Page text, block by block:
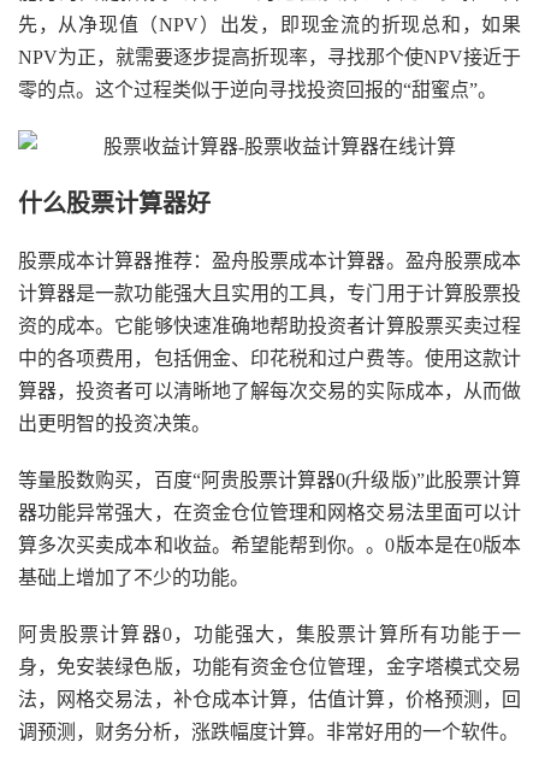
先，从净现值（NPV）出发，即现金流的折现总和，如果
NPV为正，就需要逐步提高折现率，寻找那个使NPV接近于
零的点。这个过程类似于逆向寻找投资回报的“甜蜜点”。
什么股票计算器好
股票成本计算器推荐：盈舟股票成本计算器。盈舟股票成本
计算器是一款功能强大且实用的工具，专门用于计算股票投
资的成本。它能够快速准确地帮助投资者计算股票买卖过程
中的各项费用，包括佣金、印花税和过户费等。使用这款计
算器，投资者可以清晰地了解每次交易的实际成本，从而做
出更明智的投资决策。
等量股数购买，百度“阿贵股票计算器0(升级版)”此股票计算
器功能异常强大，在资金仓位管理和网格交易法里面可以计
算多次买卖成本和收益。希望能帮到你。。0版本是在0版本
基础上增加了不少的功能。
阿贵股票计算器0，功能强大，集股票计算所有功能于一
身，免安装绿色版，功能有资金仓位管理，金字塔模式交易
法，网格交易法，补仓成本计算，估值计算，价格预测，回
调预测，财务分析，涨跌幅度计算。非常好用的一个软件。